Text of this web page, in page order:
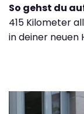
So gehst du
415 Kilometer
in deiner neuen